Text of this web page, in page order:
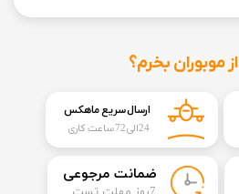
از موبوران بخرم؟
​ضمانت مرجوعی
ارسال سریع ماهکس
24الی72 ساعت کاری